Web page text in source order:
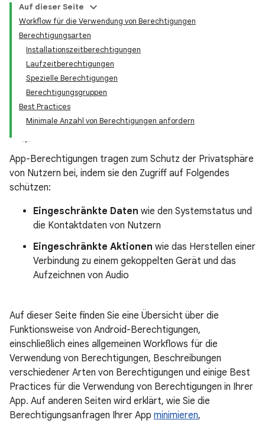
Auf dieser Seite
Workflow für die Verwendung von Berechtigungen
Berechtigungsarten
Installationszeitberechtigungen
Laufzeitberechtigungen
Spezielle Berechtigungen
Berechtigungsgruppen
Best Practices
Minimale Anzahl von Berechtigungen anfordern
App-Berechtigungen tragen zum Schutz der Privatsphäre
von Nutzern bei, indem sie den Zugriff auf Folgendes
schützen:
Eingeschränkte Daten wie den Systemstatus und
die Kontaktdaten von Nutzern
Eingeschränkte Aktionen wie das Herstellen einer
Verbindung zu einem gekoppelten Gerät und das
Aufzeichnen von Audio
Auf dieser Seite finden Sie eine Übersicht über die
Funktionsweise von Android-Berechtigungen,
einschließlich eines allgemeinen Workflows für die
Verwendung von Berechtigungen, Beschreibungen
verschiedener Arten von Berechtigungen und einige Best
Practices für die Verwendung von Berechtigungen in Ihrer
App. Auf anderen Seiten wird erklärt, wie Sie die
Berechtigungsanfragen Ihrer App minimieren,